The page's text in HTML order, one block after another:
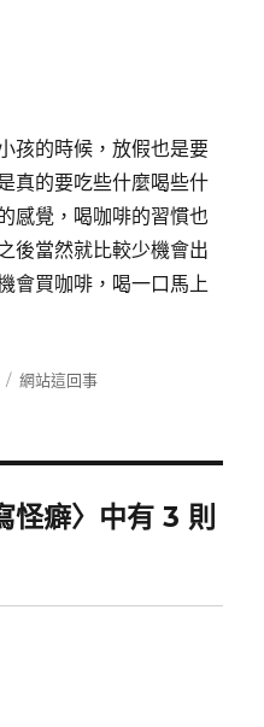
孩的時候，放假也是要
真的要吃些什麼喝些什
感覺，喝咖啡的習慣也
後當然就比較少機會出
會買咖啡，喝一口馬上
分
網站這回事
癖〉中有 3 則